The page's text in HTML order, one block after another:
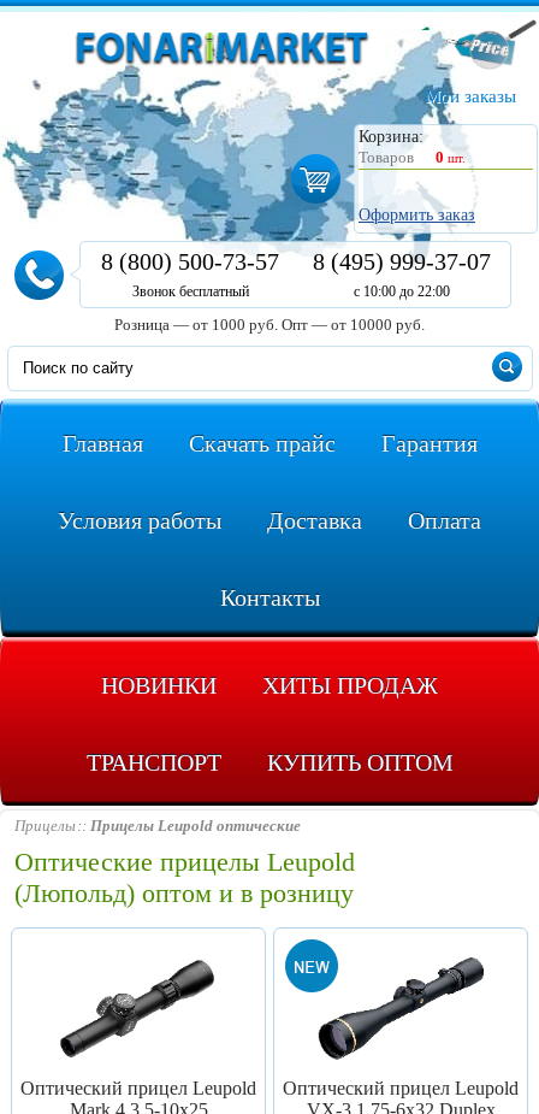
Мои заказы
Корзина:
Товаров
0 шт.
Оформить заказ
8 (800) 500-73-57
Звонок бесплатный
8 (495) 999-37-07
с 10:00 до 22:00
Розница — от 1000 руб. Опт — от 10000 руб.
Главная Скачать прайс Гарантия
Условия работы Доставка Оплата
Контакты
НОВИНКИ ХИТЫ ПРОДАЖ
ТРАНСПОРТ КУПИТЬ ОПТОМ
Прицелы Прицелы Leupold оптические
Оптические прицелы Leupold
(Люпольд) оптом и в розницу
Оптический прицел Leupold
Mark 4 3,5-10x25
Оптический прицел Leupold
VX-3 1,75-6x32 Duplex